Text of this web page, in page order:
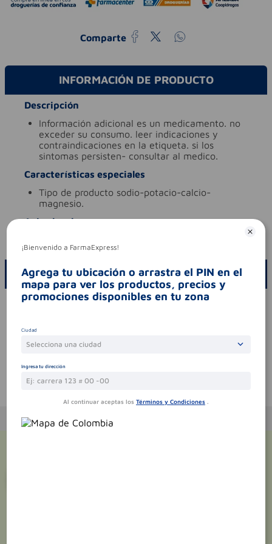
Comparte
INFORMACIÓN DE PRODUCTO
Descripción
información adicional es un medicamento. no
exceder su consumo. leer indicaciones y
contraindicaciones en la etiqueta. si los
sintomas persisten- consultar al medico.
Características especiales
tipo de producto sodio-potacio-calcio-
magnesio.
Aviso legal
ESCRIBE UN COMENTARIO
Por favor, inicie sesión para escribir un comentario
Te puede interesar
¡Bienvenido a FarmaExpress!
Agrega tu ubicación o arrastra el PIN en el
mapa para ver los productos, precios y
promociones disponibles en tu zona
Ciudad
Selecciona una ciudad
Ingresa tu dirección
Al continuar aceptas los Términos y Condiciones .